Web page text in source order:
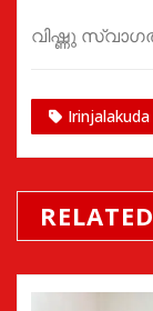
വിഷ്ണു
Irinjalakuda